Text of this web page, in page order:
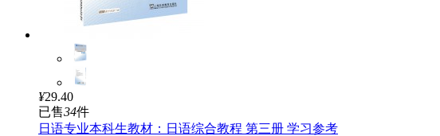
¥29.40
已售34件
日语专业本科生教材：日语综合教程 第三册 学习参考